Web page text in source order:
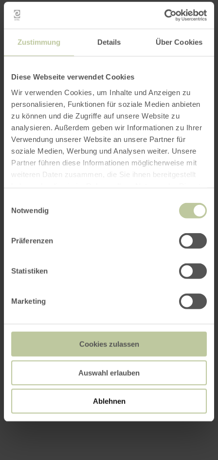
Zustimmung Details Über Cookies
Diese Webseite verwendet Cookies
Wir verwenden Cookies, um Inhalte und Anzeigen zu
personalisieren, Funktionen für soziale Medien anbieten
zu können und die Zugriffe auf unsere Website zu
analysieren. Außerdem geben wir Informationen zu Ihrer
Verwendung unserer Website an unsere Partner für
soziale Medien, Werbung und Analysen weiter. Unsere
Partner führen diese Informationen möglicherweise mit
weiteren Daten zusammen, die Sie ihnen bereitgestellt
Notwendig
Präferenzen
Statistiken
Marketing
Cookies zulassen
Auswahl erlauben
Ablehnen